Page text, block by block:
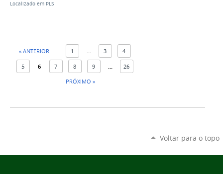
Localizado em PLS
« ANTERIOR 1 ... 3 4
5 6 7 8 9 ...
26
PRÓXIMO »
Voltar para o topo